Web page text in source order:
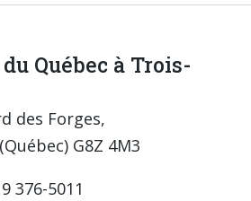
Québec à Trois-
des Forges,
G8Z 4M3
376-5011